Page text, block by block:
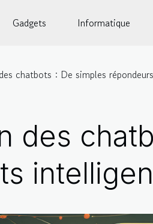
Gadgets Informatique
chatbots : De simples
des